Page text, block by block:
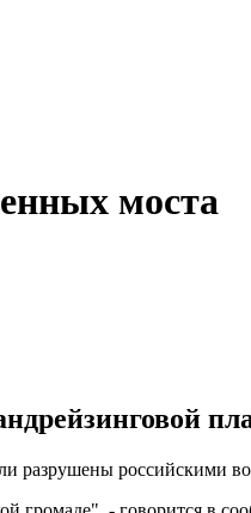
моста
разрушены